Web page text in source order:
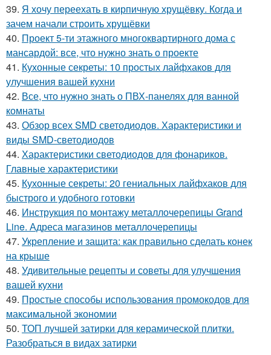
39. Я хочу переехать в кирпичную хрущёвку. Когда и
зачем начали строить хрущёвки
40. Проект 5-ти этажного многоквартирного дома с
мансардой: все, что нужно знать о проекте
41. Кухонные секреты: 10 простых лайфхаков для
улучшения вашей кухни
42. Все, что нужно знать о ПВХ-панелях для ванной
комнаты
43. Обзор всех SMD светодиодов. Характеристики и
виды SMD-светодиодов
44. Характеристики светодиодов для фонариков.
Главные характеристики
45. Кухонные секреты: 20 гениальных лайфхаков для
быстрого и удобного готовки
46. Инструкция по монтажу металлочерепицы Grand
Line. Адреса магазинов металлочерепицы
47. Укрепление и защита: как правильно сделать конек
на крыше
48. Удивительные рецепты и советы для улучшения
вашей кухни
49. Простые способы использования промокодов для
максимальной экономии
50. ТОП лучшей затирки для керамической плитки.
Разобраться в видах затирки